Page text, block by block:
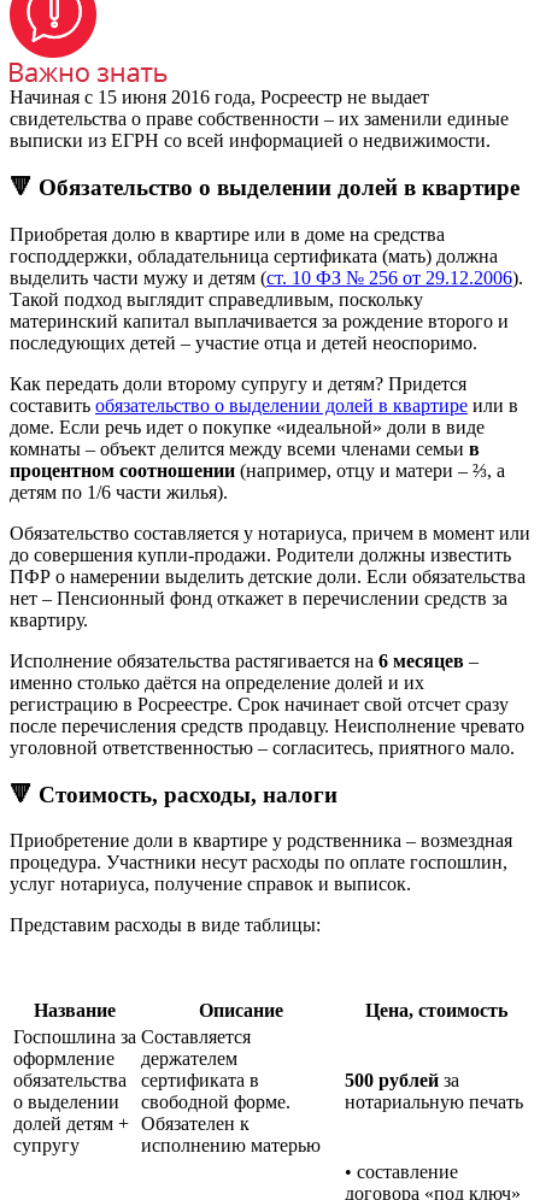
Начиная с 15 июня 2016 года, Росреестр не выдает
свидетельства о праве собственности – их заменили единые
выписки из ЕГРН со всей информацией о недвижимости.
🔻 Обязательство о выделении долей в квартире
Приобретая долю в квартире или в доме на средства
господдержки, обладательница сертификата (мать) должна
выделить части мужу и детям (ст. 10 ФЗ № 256 от 29.12.2006).
Такой подход выглядит справедливым, поскольку
материнский капитал выплачивается за рождение второго и
последующих детей – участие отца и детей неоспоримо.
Как передать доли второму супругу и детям? Придется
составить обязательство о выделении долей в квартире или в
доме. Если речь идет о покупке «идеальной» доли в виде
комнаты – объект делится между всеми членами семьи в
процентном соотношении (например, отцу и матери – ⅔, а
детям по 1/6 части жилья).
Обязательство составляется у нотариуса, причем в момент или
до совершения купли-продажи. Родители должны известить
ПФР о намерении выделить детские доли. Если обязательства
нет – Пенсионный фонд откажет в перечислении средств за
квартиру.
Исполнение обязательства растягивается на 6 месяцев –
именно столько даётся на определение долей и их
регистрацию в Росреестре. Срок начинает свой отсчет сразу
после перечисления средств продавцу. Неисполнение чревато
уголовной ответственностью – согласитесь, приятного мало.
🔻 Стоимость, расходы, налоги
Приобретение доли в квартире у родственника – возмездная
процедура. Участники несут расходы по оплате госпошлин,
услуг нотариуса, получение справок и выписок.
Представим расходы в виде таблицы:
Название Описание
Цена, стоимость
Госпошлина за
оформление
обязательства
о выделении
долей детям +
супругу
Составляется
держателем
сертификата в
свободной форме.
Обязателен к
исполнению матерью
500 рублей за
нотариальную печать
• составление
договора «под ключ»